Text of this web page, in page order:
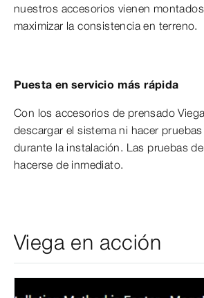
nuestros accesorios vienen
maximizar la consistencia en terreno.
Puesta en servicio más rápida
Con los accesorios de prensado
descargar el sistema ni hacer
durante la instalación. Las pruebas
hacerse de inmediato.
Viega en acción